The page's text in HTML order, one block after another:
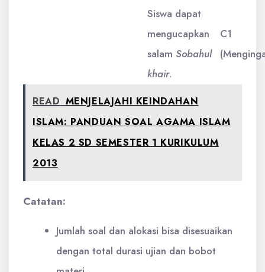
Siswa dapat
mengucapkan
salam Sobahul
khair.
C1
READ MENJELAJAHI KEINDAHAN
ISLAM: PANDUAN SOAL AGAMA ISLAM
KELAS 2 SD SEMESTER 1 KURIKULUM
2013
Catatan:
Jumlah soal dan alokasi bisa disesuaikan
dengan total durasi ujian dan bobot